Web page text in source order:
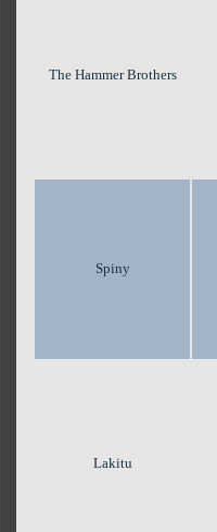
The Hammer Brothers
Spiny
Lakitu